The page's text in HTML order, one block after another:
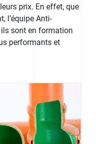
prix. En effet, que
l’équipe Anti-
sont en formation
performants et